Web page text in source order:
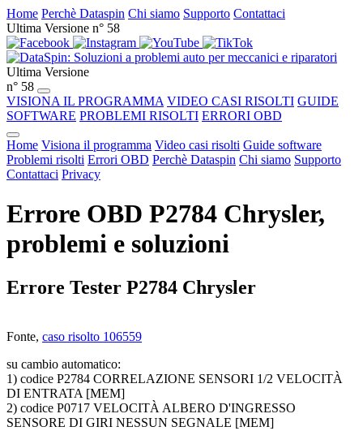
Home Perchè Dataspin Chi siamo Supporto Contattaci
Ultima Versione n° 58
Ultima Versione
n° 58
VISIONA IL PROGRAMMA VIDEO CASI RISOLTI GUIDE
SOFTWARE PROBLEMI RISOLTI ERRORI OBD
Home Visiona il programma Video casi risolti Guide software
Problemi risolti Errori OBD Perchè Dataspin Chi siamo Supporto
Contattaci Privacy
Errore OBD P2784 Chrysler,
problemi e soluzioni
Errore Tester P2784 Chrysler
Fonte, caso risolto 106559
su cambio automatico:
1) codice P2784 CORRELAZIONE SENSORI 1/2 VELOCITÀ
DI ENTRATA [MEM]
2) codice P0717 VELOCITÀ ALBERO D'INGRESSO
SENSORE DI GIRI NESSUN SEGNALE [MEM]